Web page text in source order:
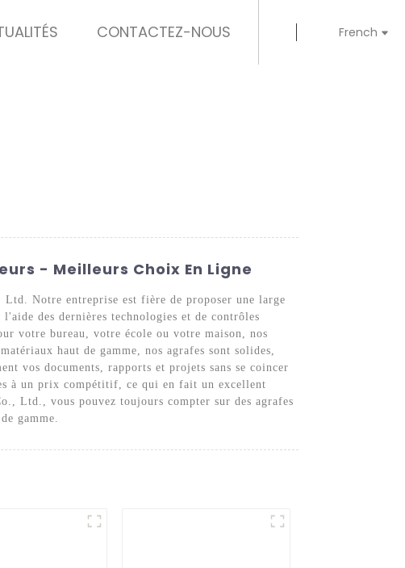
CONTACTEZ-NOUS French
- Meilleurs Choix En Ligne
Notre entreprise est fière de proposer une large
des dernières technologies et de contrôles
votre bureau, votre école ou votre maison, nos
haut de gamme, nos agrafes sont solides,
vos documents, rapports et projets sans se coincer
à un prix compétitif, ce qui en fait un excellent
Ltd., vous pouvez toujours compter sur des agrafes
gamme.